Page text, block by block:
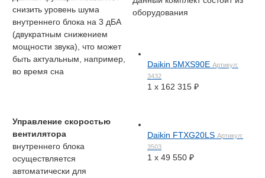
снизить уровень шума
внутреннего блока на 3 дБА
(двукратным снижением
мощности звука), что может
быть актуальным, например,
во время сна
Управление скоростью
вентилятора
внутреннего блока
осуществляется
автоматически для
оборудования
Daikin 5MXS90E Артикул:
3432
1 x 162 315 ₽
Daikin FTXG20LS Артикул:
3503
1 x 49 550 ₽